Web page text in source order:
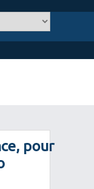
pour